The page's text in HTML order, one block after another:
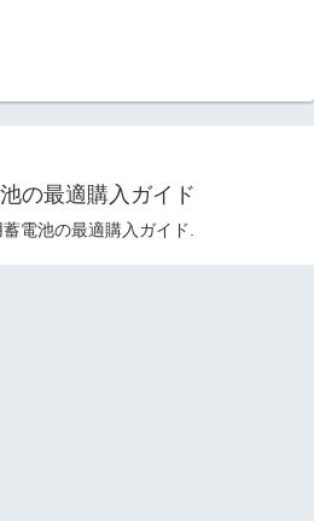
の最適購入ガイド
電池の最適購入ガイド.